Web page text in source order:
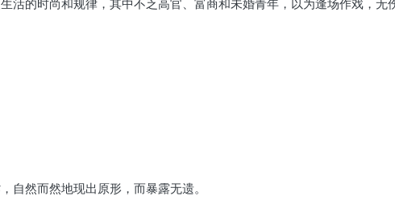
活的时尚和规律，其中不乏高官、富商和未婚青年，以为逢场作戏，无
自然而然地现出原形，而暴露无遗。